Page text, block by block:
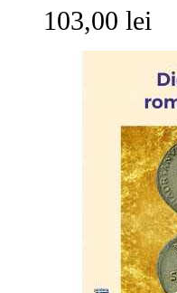
103,00 lei